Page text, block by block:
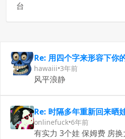
台
Re: 用四个字来形容下你
hawaiii•3年前
风平浪静
Re: 时隔多年重新回来晒
onlinefuck•6年前
有实力 3个娃 保姆费 房